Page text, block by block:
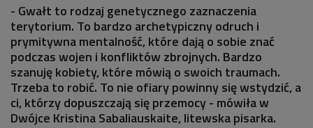
- Gwałt to rodzaj genetycznego zaznaczenia
terytorium. To bardzo archetypiczny odruch i
prymitywna mentalność, które dają o sobie znać
podczas wojen i konfliktów zbrojnych. Bardzo
szanuję kobiety, które mówią o swoich traumach.
Trzeba to robić. To nie ofiary powinny się wstydzić, a
ci, którzy dopuszczają się przemocy - mówiła w
Dwójce Kristina Sabaliauskaite, litewska pisarka.